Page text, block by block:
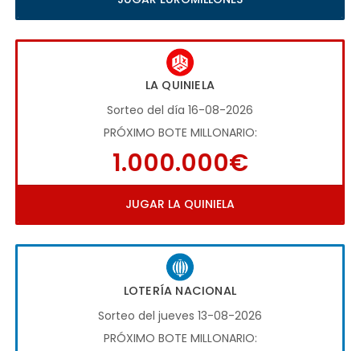
LA QUINIELA
Sorteo del día 16-08-2026
PRÓXIMO BOTE MILLONARIO:
1.000.000€
JUGAR LA QUINIELA
LOTERÍA NACIONAL
Sorteo del jueves 13-08-2026
PRÓXIMO BOTE MILLONARIO: